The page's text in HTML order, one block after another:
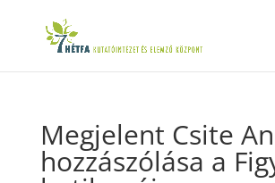
Megjelent Csite
hozzászólása a